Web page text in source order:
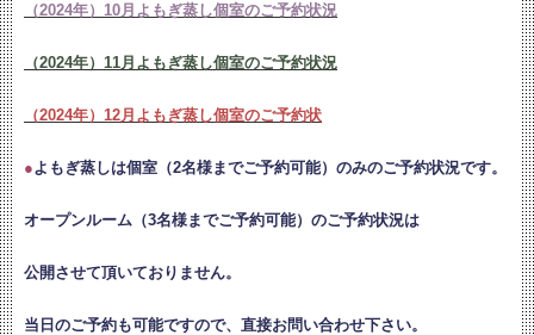
（2024年）10月よもぎ蒸し個室のご予約状況
（2024年）11月よもぎ蒸し個室のご予約状況
（2024年）12月よもぎ蒸し個室のご予約状
●よもぎ蒸しは個室（2名様までご予約可能）のみのご予約状況です。
オープンルーム（3名様までご予約可能）のご予約状況は
公開させて頂いておりません。
当日のご予約も可能ですので、直接お問い合わせ下さい。